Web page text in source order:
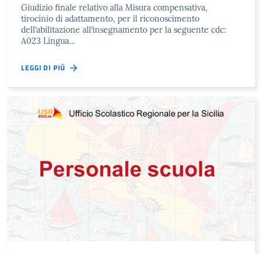
Giudizio finale relativo alla Misura compensativa,
tirocinio di adattamento, per il riconoscimento
dell’abilitazione all’insegnamento per la seguente cdc:
A023 Lingua…
LEGGI DI PIÙ